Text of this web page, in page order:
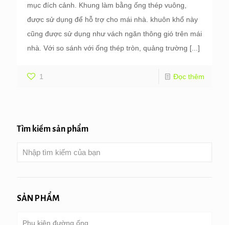
mục đích cảnh. Khung làm bằng ống thép vuông,
được sử dụng để hỗ trợ cho mái nhà. khuôn khổ này
cũng được sử dụng như vách ngăn thông gió trên mái
nhà. Với so sánh với ống thép tròn, quảng trường [...]
1 Đọc thêm
Tìm kiếm sản phẩm
SẢN PHẨM
Phụ kiện đường ống